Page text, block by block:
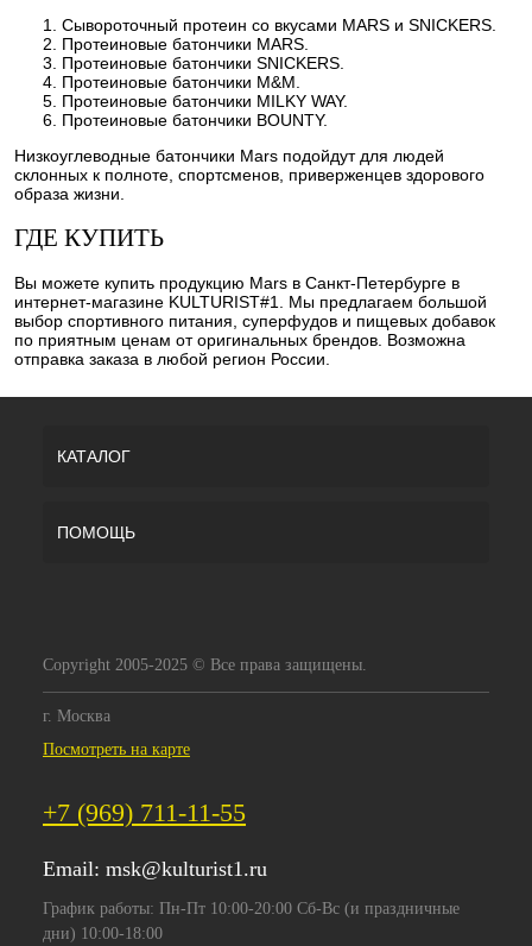
Сывороточный протеин со вкусами MARS и SNICKERS.
Протеиновые батончики MARS.
Протеиновые батончики SNICKERS.
Протеиновые батончики M&M.
Протеиновые батончики MILKY WAY.
Протеиновые батончики BOUNTY.
Низкоуглеводные батончики Mars подойдут для людей
склонных к полноте, спортсменов, приверженцев здорового
образа жизни.
ГДЕ КУПИТЬ
Вы можете купить продукцию Mars в Санкт-Петербурге в
интернет-магазине KULTURIST#1. Мы предлагаем большой
выбор спортивного питания, суперфудов и пищевых добавок
по приятным ценам от оригинальных брендов. Возможна
отправка заказа в любой регион России.
КАТАЛОГ
ПОМОЩЬ
Copyright 2005-2025 © Все права защищены.
г. Москва
Посмотреть на карте
+7 (969) 711-11-55
Email: msk@kulturist1.ru
График работы: Пн-Пт 10:00-20:00 Сб-Вс (и праздничные
дни) 10:00-18:00